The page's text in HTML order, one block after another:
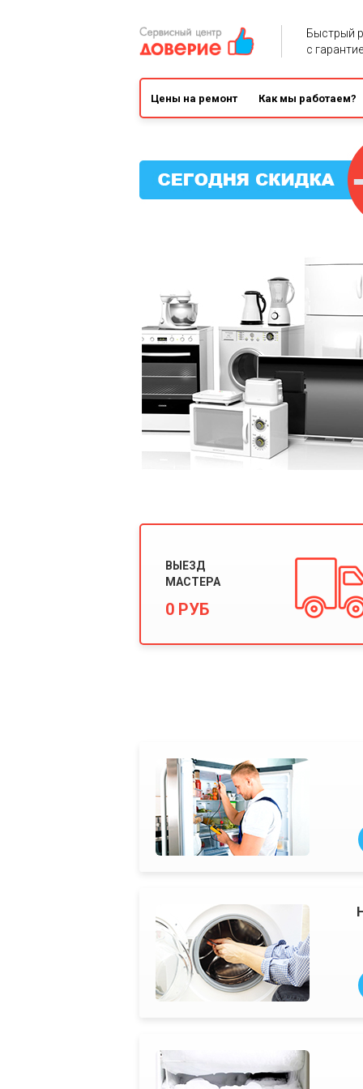
Быстрый
с
Цены на ремонт Как мы работаем?
ВЫЕЗД
МАСТЕРА
0 РУБ